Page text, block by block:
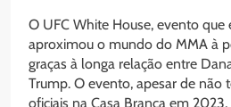
O UFC White House, evento que
aproximou o mundo do MMA à
graças à longa relação entre
Trump. O evento, apesar de não
oficiais na Casa Branca em